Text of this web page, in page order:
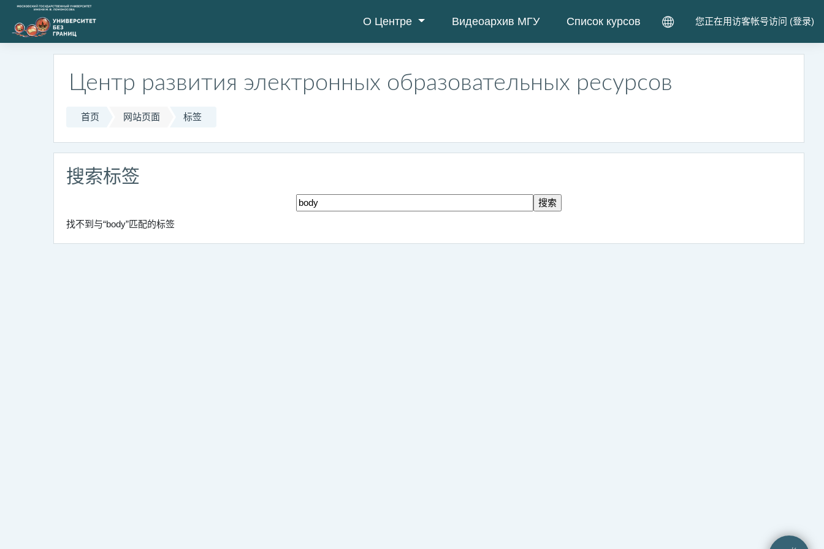
О Центре Видеоархив МГУ Список курсов 您正在用访客帐号访问 (登录)
跳到主要内容
Центр развития электронных образовательных ресурсов
首页 网站页面 标签
搜索标签
搜索标签
找不到与“body”匹配的标签